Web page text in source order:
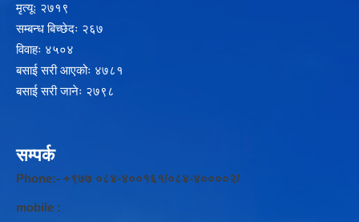
मृत्यूः २७१९
सम्बन्ध बिच्छेदः २६७
विवाहः ४५०४
बसाई सरी आएकोः ४७८१
बसाई सरी जानेः २७९८
सम्पर्क
Phone:- +९७७ ०८४-४००१६१/०८४-४००००२/
mobile :